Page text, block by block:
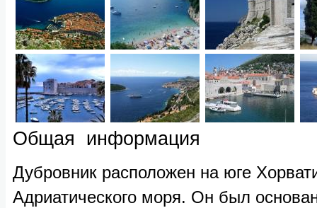
Общая информация
Дубровник расположен на юге
Адриатического моря. Он был